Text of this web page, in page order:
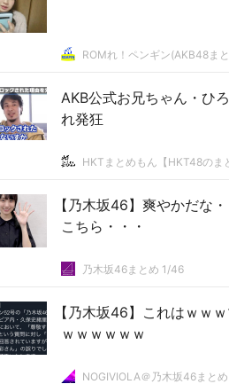
ROMれ！ペンギン(AKB48ま
AKB公式お兄ちゃん・ひ
れ発狂
HKTまとめもん【HKT48のま
【乃木坂46】爽やかだな
こちら・・・
乃木坂46まとめ 1/46
【乃木坂46】これはｗｗ
ｗｗｗｗｗｗ
NOGIVIOLA＠乃木坂46まとめ